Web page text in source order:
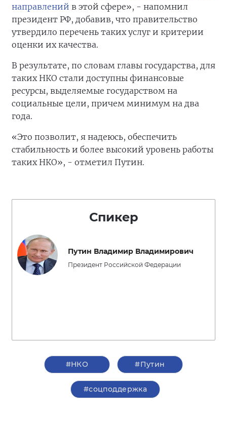
направлений в этой сфере», - напомнил
президент РФ, добавив, что правительство
утвердило перечень таких услуг и критерии
оценки их качества.
В результате, по словам главы государства, для
таких НКО стали доступны финансовые
ресурсы, выделяемые государством на
социальные цели, причем минимум на два
года.
«Это позволит, я надеюсь, обеспечить
стабильность и более высокий уровень работы
таких НКО», - отметил Путин.
Спикер
Путин Владимир Владимирович
Президент Российской Федерации
#НКО #Путин
#соцподдержка